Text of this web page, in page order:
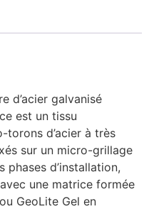
d’acier galvanisé
est un tissu
d’acier à très
sur un micro-grillage
d’installation,
une matrice formée
GeoLite Gel en